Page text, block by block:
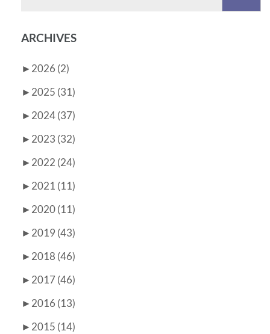
ARCHIVES
► 2026 (2)
► 2025 (31)
► 2024 (37)
► 2023 (32)
► 2022 (24)
► 2021 (11)
► 2020 (11)
► 2019 (43)
► 2018 (46)
► 2017 (46)
► 2016 (13)
► 2015 (14)